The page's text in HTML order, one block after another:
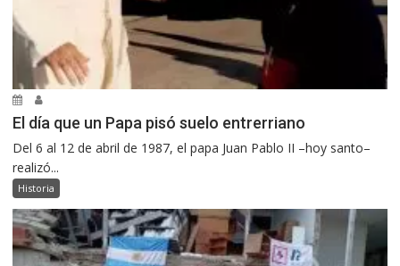
El día que un Papa pisó suelo entrerriano
Del 6 al 12 de abril de 1987, el papa Juan Pablo II –hoy santo–
realizó...
Historia